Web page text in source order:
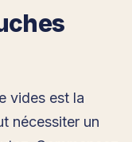
vides est la
nécessiter un